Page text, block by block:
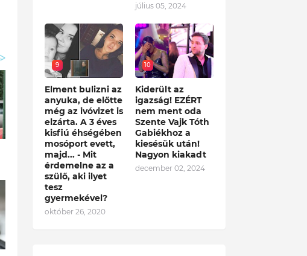
július 05, 2024
9
Elment bulizni az
anyuka, de előtte
még az ivóvizet is
elzárta. A 3 éves
kisfiú éhségében
mosóport evett,
majd... - Mit
érdemelne az a
szülő, aki ilyet
tesz
gyermekével?
október 26, 2020
10
Kiderült az
igazság! EZÉRT
nem ment oda
Szente Vajk Tóth
Gabiékhoz a
kiesésük után!
Nagyon kiakadt
december 02, 2024